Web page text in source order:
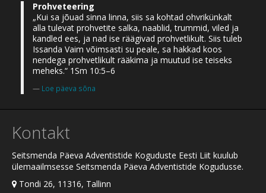
Prohveteering
„Kui sa jõuad sinna linna, siis sa kohtad ohvrikünkalt
alla tulevat prohvetite salka, naablid, trummid, viled ja
kandled ees, ja nad ise räägivad prohvetlikult. Siis tuleb
Issanda Vaim võimsasti su peale, sa hakkad koos
nendega prohvetlikult rääkima ja muutud ise teiseks
meheks.“ 1Sm 10:5–6
Loe päeva sõna
Kontakt
Seitsmenda Päeva Adventistide Koguduste Eesti Liit kuulub
ülemaailmsesse Seitsmenda Päeva Adventistide Kogudusse.
Tondi 26, 11316, Tallinn